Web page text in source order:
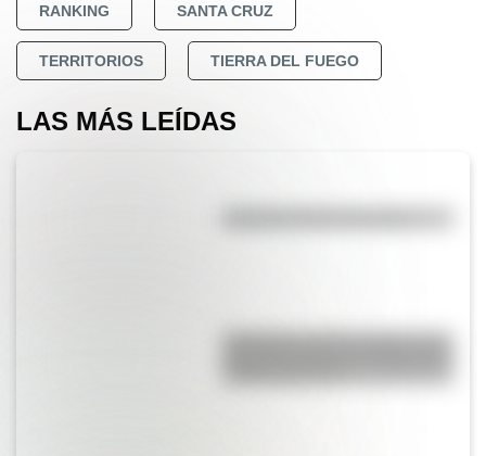
RANKING SANTA CRUZ
TERRITORIOS TIERRA DEL FUEGO
LAS MÁS LEÍDAS
Efemérides del 6 de agosto: tres
un día como hoy